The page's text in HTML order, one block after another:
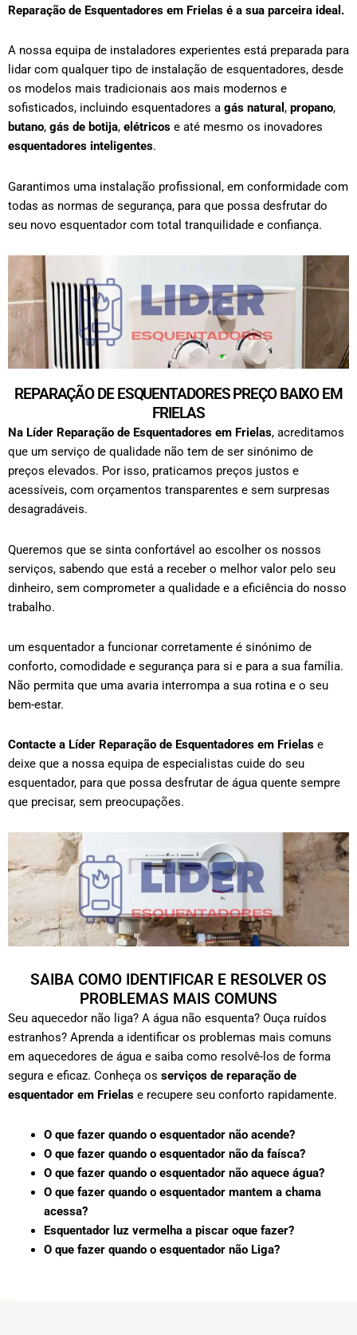
Reparação de Esquentadores em Frielas é a sua parceira ideal.
A nossa equipa de instaladores experientes está preparada para
lidar com qualquer tipo de instalação de esquentadores, desde
os modelos mais tradicionais aos mais modernos e
sofisticados, incluindo esquentadores a gás natural , propano,
butano, gás de botija, elétricos e até mesmo os inovadores
esquentadores inteligentes.
Garantimos uma instalação profissional, em conformidade com
todas as normas de segurança, para que possa desfrutar do
seu novo esquentador com total tranquilidade e confiança.
REPARAÇÃO DE ESQUENTADORES PREÇO BAIXO EM
FRIELAS
Na Líder Reparação de Esquentadores em Frielas, acreditamos
que um serviço de qualidade não tem de ser sinónimo de
preços elevados. Por isso, praticamos preços justos e
acessíveis, com orçamentos transparentes e sem surpresas
desagradáveis.
Queremos que se sinta confortável ao escolher os nossos
serviços, sabendo que está a receber o melhor valor pelo seu
dinheiro, sem comprometer a qualidade e a eficiência do nosso
trabalho.
um esquentador a funcionar corretamente é sinónimo de
conforto, comodidade e segurança para si e para a sua família.
Não permita que uma avaria interrompa a sua rotina e o seu
bem-estar.
Contacte a Líder Reparação de Esquentadores em Frielas e
deixe que a nossa equipa de especialistas cuide do seu
esquentador, para que possa desfrutar de água quente sempre
que precisar, sem preocupações.
SAIBA COMO IDENTIFICAR E RESOLVER OS
PROBLEMAS MAIS COMUNS
Seu aquecedor não liga? A água não esquenta? Ouça ruídos
estranhos? Aprenda a identificar os problemas mais comuns
em aquecedores de água e saiba como resolvê-los de forma
segura e eficaz. Conheça os serviços de reparação de
esquentador em Frielas e recupere seu conforto rapidamente.
O que fazer quando o esquentador não acende?
O que fazer quando o esquentador não da faísca?
O que fazer quando o esquentador não aquece água?
O que fazer quando o esquentador mantem a chama
acessa?
Esquentador luz vermelha a piscar oque fazer?
O que fazer quando o esquentador não Liga?